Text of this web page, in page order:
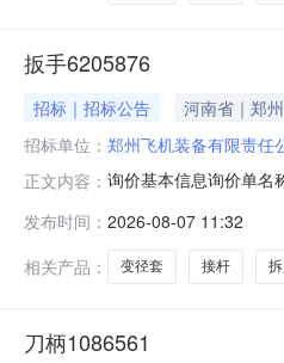
扳手6205876
招标｜招标公告 河南省｜郑
招标单位： 郑州飞机装备有限责任
正文内容： 询价基本信息询价单名
账180天后支付交货地
式交货日期/计划原产地
发布时间： 2026-08-07 11:32
相关产品：
变径套 接杆
刀柄1086561